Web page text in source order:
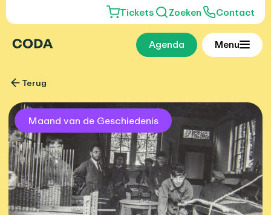
Tickets Zoeken Contact
Agenda Menu
Terug
Maand van de Geschiedenis